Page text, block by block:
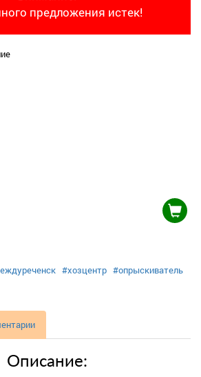
предложения истек!
#хозцентр #опрыскиватель
Описание: